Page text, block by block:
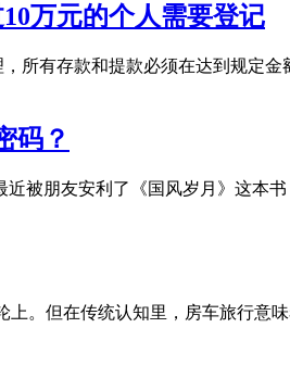
万元的个人需要登记
所有存款和提款必须在达到规定
码？
被朋友安利了《国风岁月》这本
。但在传统认知里，房车旅行意